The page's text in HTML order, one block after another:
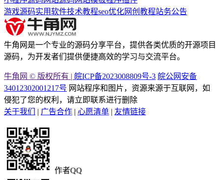
游戏源码实用软件技术教程seo优化网创教程站务公告
牛角网是一个专业的源码分享平台，提供各类优质的开源项目
源码，为开发者们提供便捷高效的学习与交流平台。
牛角网 © 版权所有 | 皖ICP备2023008809号-3 皖公网安备
34012302001217号 网站程序和图片，资源来源于互联网，如
侵犯了您的权利，请立即联系进行删除
关于我们
| 广告合作 | 心愿清单 | 友情链接
作者QQ